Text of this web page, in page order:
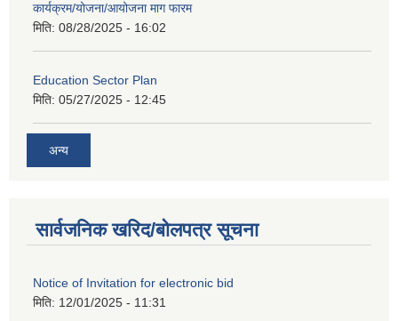
कार्यक्रम/योजना/आयोजना माग फारम
मिति: 08/28/2025 - 16:02
Education Sector Plan
मिति: 05/27/2025 - 12:45
अन्य
सार्वजनिक खरिद/बोलपत्र सूचना
Notice of Invitation for electronic bid
मिति: 12/01/2025 - 11:31